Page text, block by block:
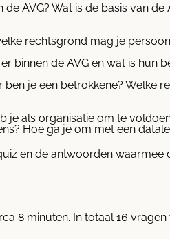
AVG? Wat is de basis van
rechtsgrond mag je
binnen de AVG en wat is hun
ben je een betrokkene?
je als organisatie om te
Hoe ga je om met een
en de antwoorden
8 minuten. In totaal 16